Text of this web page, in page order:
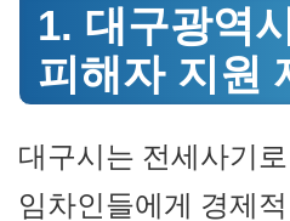
1. 대구광역
피해자 지원
대구시는 전세사기
임차인들에게 경제